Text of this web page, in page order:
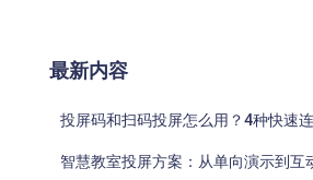
最新内容
投屏码和扫码投屏怎么用？4种快速
智慧教室投屏方案：从单向演示到互